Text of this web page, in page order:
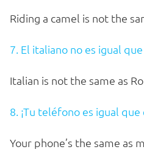
Riding a camel is not the
7. El italiano no es igual
Italian is not the same as
8. ¡Tu teléfono es igual
Your phone’s the same as